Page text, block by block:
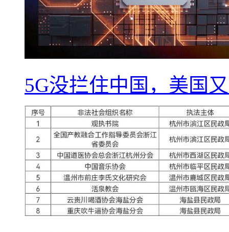
5G没拦住中国，美国